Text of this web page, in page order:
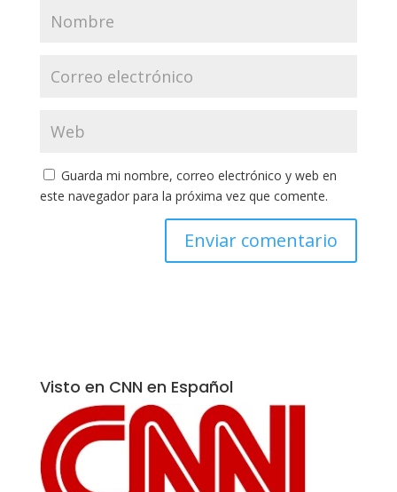
Guarda mi nombre, correo electrónico y web en
este navegador para la próxima vez que comente.
Visto en CNN en Español